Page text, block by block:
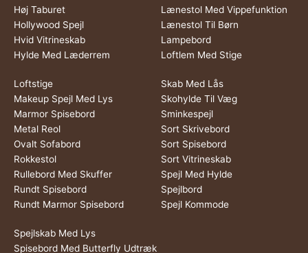
Høj Taburet
Hollywood Spejl
Hvid Vitrineskab
Hylde Med Læderrem
Lænestol Med Vippefunktion
Lænestol Til Børn
Lampebord
Loftlem Med Stige
Loftstige
Makeup Spejl Med Lys
Marmor Spisebord
Metal Reol
Ovalt Sofabord
Rokkestol
Rullebord Med Skuffer
Rundt Spisebord
Rundt Marmor Spisebord
Skab Med Lås
Skohylde Til Væg
Sminkespejl
Sort Skrivebord
Sort Spisebord
Sort Vitrineskab
Spejl Med Hylde
Spejlbord
Spejl Kommode
Spejlskab Med Lys
Spisebord Med Butterfly Udtræk